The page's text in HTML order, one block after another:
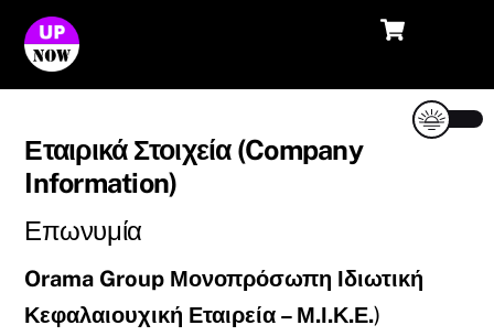
Skip
content
Εταιρικά Στοιχεία (Company
Information)
Επωνυμία
Orama Group Μονοπρόσωπη Ιδιωτική
Κεφαλαιουχική Εταιρεία – Μ.Ι.Κ.Ε.)